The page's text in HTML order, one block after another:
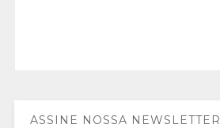
ASSINE NOSSA NEWSLETTER